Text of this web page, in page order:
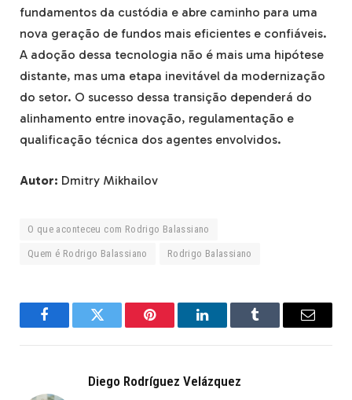
fundamentos da custódia e abre caminho para uma
nova geração de fundos mais eficientes e confiáveis.
A adoção dessa tecnologia não é mais uma hipótese
distante, mas uma etapa inevitável da modernização
do setor. O sucesso dessa transição dependerá do
alinhamento entre inovação, regulamentação e
qualificação técnica dos agentes envolvidos.
Autor: Dmitry Mikhailov
O que aconteceu com Rodrigo Balassiano
Quem é Rodrigo Balassiano Rodrigo Balassiano
FacebookTwitter Pinterest LinkedInTumblr Email
Diego Rodríguez Velázquez